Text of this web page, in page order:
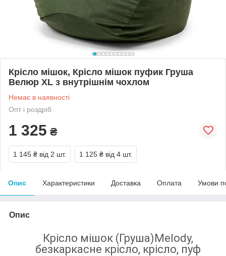
Крісло мішок, Крісло мішок пуфик Груша
Велюр XL з внутрішнім чохлом
Немає в наявності
Опт і роздріб
1 325 ₴
1 145 ₴ від 2 шт. 1 125 ₴ від 4 шт.
Опис Характеристики Доставка Оплата Умови
Опис
Крісло мішок (Груша)Melody,
безкаркасне крісло, крісло, пуф